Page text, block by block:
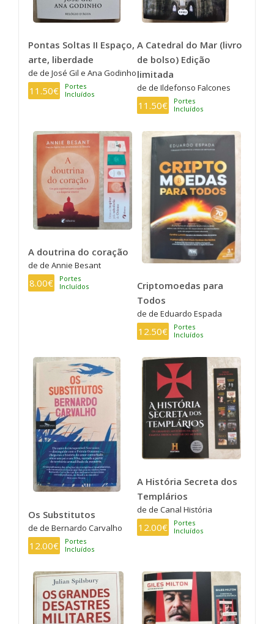
Pontas Soltas II Espaço,
arte, liberdade
de de José Gil e Ana Godinho
11.50€
Portes
Incluídos
A Catedral do Mar (livro
de bolso) Edição
limitada
de de Ildefonso Falcones
11.50€
Portes
Incluídos
A doutrina do coração
de de Annie Besant
8.00€
Portes
Incluídos
Criptomoedas para
Todos
de de Eduardo Espada
12.50€
Portes
Incluídos
Os Substitutos
de de Bernardo Carvalho
12.00€
Portes
Incluídos
A História Secreta dos
Templários
de de Canal História
12.00€
Portes
Incluídos